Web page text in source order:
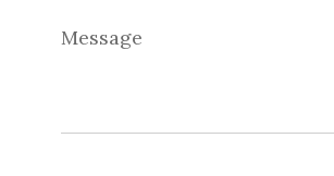
Message
*